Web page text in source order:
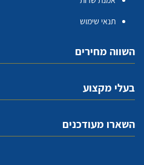
תנאי שימוש
השווה מחירים
בעלי מקצוע
השארו מעודכנים